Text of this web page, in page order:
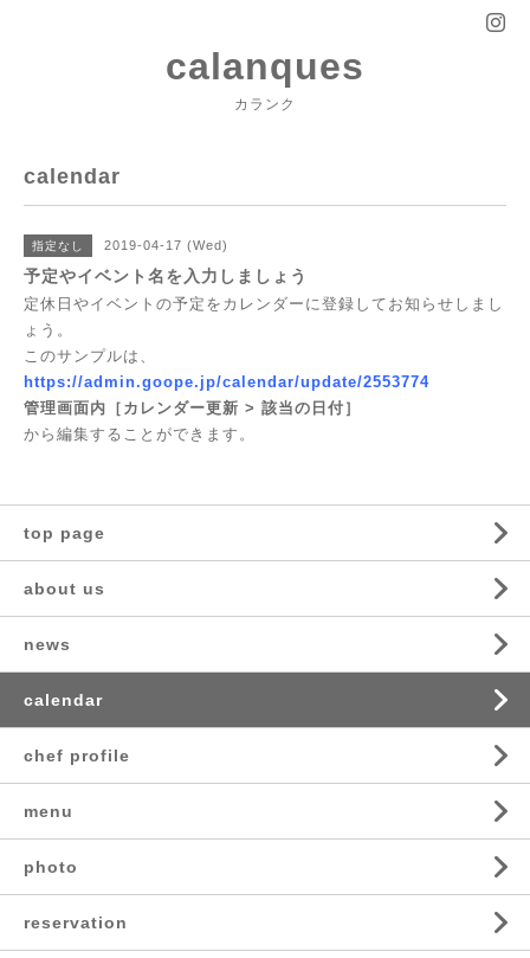
calanques
カランク
calendar
指定なし 2019-04-17 (Wed)
予定やイベント名を入力しましょう
定休日やイベントの予定をカレンダーに登録してお知らせしまし
ょう。
このサンプルは、
https://admin.goope.jp/calendar/update/2553774
管理画面内［カレンダー更新 > 該当の日付］
から編集することができます。
top page
about us
news
calendar
chef profile
menu
photo
reservation